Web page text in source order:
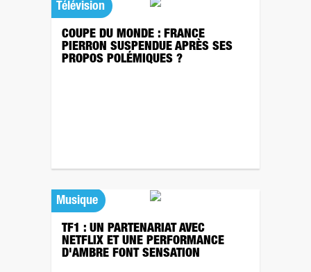
Télévision
COUPE DU MONDE : FRANCE
PIERRON SUSPENDUE APRÈS SES
PROPOS POLÉMIQUES ?
Musique
TF1 : UN PARTENARIAT AVEC
NETFLIX ET UNE PERFORMANCE
D'AMBRE FONT SENSATION